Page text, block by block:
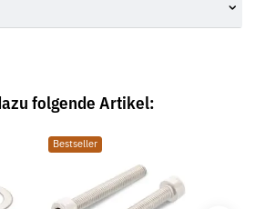
folgende Artikel:
Bestseller